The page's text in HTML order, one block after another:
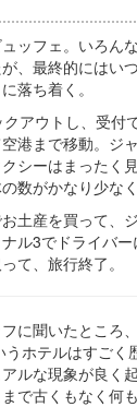
ッフェ。いろん
、最終的にはい
落ち着く。
アウトし、受付
港まで移動。ジ
シーはまったく
数がかなり少なく
土産を買って、
ル3でドライバ
て、旅行終了。
に聞いたところ
うホテルはすごく
ルな現象が良く
で古くもなく何